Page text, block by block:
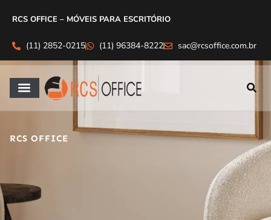
RCS OFFICE – MÓVEIS PARA ESCRITÓRIO
(11) 2852-0215 (11) 96384-8222 sac@rcsoffice.com.br
RCS OFFICE